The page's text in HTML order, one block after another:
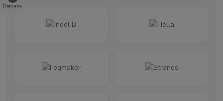
Doprava